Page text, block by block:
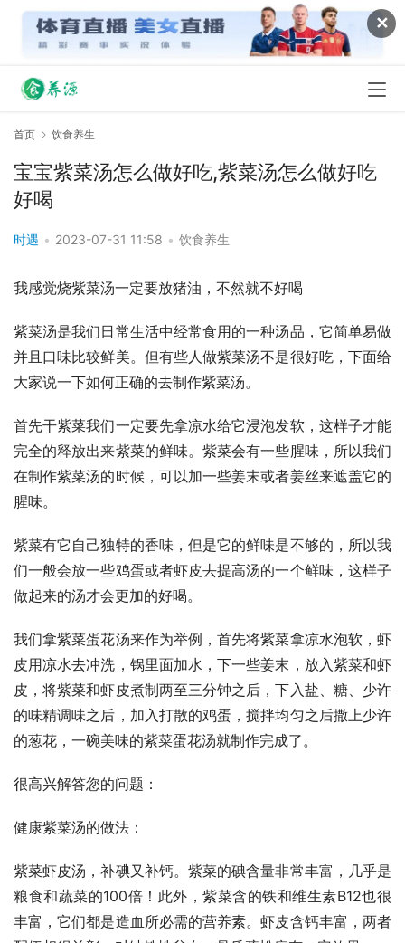
✕
首页 饮食养生
宝宝紫菜汤怎么做好吃,紫菜汤怎么做好吃
好喝
时遇 • 2023-07-31 11:58 • 饮食养生
我感觉烧紫菜汤一定要放猪油，不然就不好喝
紫菜汤是我们日常生活中经常食用的一种汤品，它简单易做
并且口味比较鲜美。但有些人做紫菜汤不是很好吃，下面给
大家说一下如何正确的去制作紫菜汤。
首先干紫菜我们一定要先拿凉水给它浸泡发软，这样子才能
完全的释放出来紫菜的鲜味。紫菜会有一些腥味，所以我们
在制作紫菜汤的时候，可以加一些姜末或者姜丝来遮盖它的
腥味。
紫菜有它自己独特的香味，但是它的鲜味是不够的，所以我
们一般会放一些鸡蛋或者虾皮去提高汤的一个鲜味，这样子
做起来的汤才会更加的好喝。
我们拿紫菜蛋花汤来作为举例，首先将紫菜拿凉水泡软，虾
皮用凉水去冲洗，锅里面加水，下一些姜末，放入紫菜和虾
皮，将紫菜和虾皮煮制两至三分钟之后，下入盐、糖、少许
的味精调味之后，加入打散的鸡蛋，搅拌均匀之后撒上少许
的葱花，一碗美味的紫菜蛋花汤就制作完成了。
很高兴解答您的问题：
健康紫菜汤的做法：
紫菜虾皮汤，补碘又补钙。紫菜的碘含量非常丰富，几乎是
粮食和蔬菜的100倍！此外，紫菜含的铁和维生素B12也很
丰富，它们都是造血所必需的营养素。虾皮含钙丰富，两者